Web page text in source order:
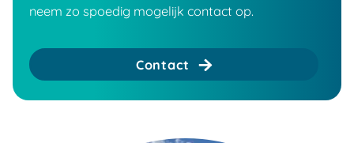
neem zo spoedig mogelijk contact op.
Contact